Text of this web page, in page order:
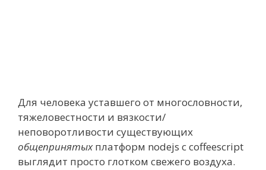
Для человека уставшего от многословности,
тяжеловестности и вязкости/
неповоротливости существующих
общепринятыхплатформ nodejs с coffeescript
выглядит просто глотком свежего воздуха.